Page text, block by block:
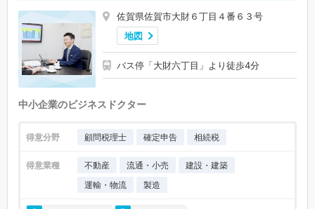
佐賀県佐賀市大財６丁目４番６３号
地図
バス停「大財六丁目」より徒歩4分
中小企業のビジネスドクター
得意分野 顧問税理士 確定申告 相続税
得意業種 不動産 流通・小売
建設・建築
運輸・物流
製造